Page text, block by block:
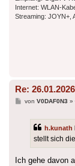
Internet: WLAN-
Streaming: JOYN+,
Re:
Beitrag
von V0DAF0N3 »
h.kunath
stellt sich
Ich gehe davon